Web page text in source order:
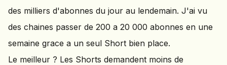
des milliers d'abonnes du jour au lendemain. J'ai vu
des chaines passer de 200 a 20 000 abonnes en une
semaine grace a un seul Short bien place.
Le meilleur ? Les Shorts demandent moins de